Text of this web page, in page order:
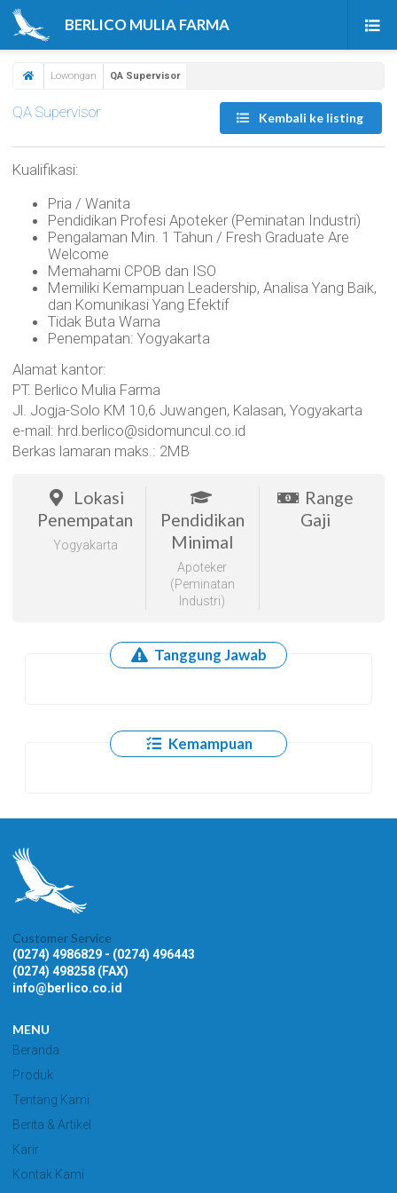
BERLICO MULIA FARMA
Produk
Tentang Kami
Karir
Lowongan QA Supervisor
QA Supervisor Kembali ke listing
Kualifikasi:
Pria / Wanita
Pendidikan Profesi Apoteker (Peminatan Industri)
Pengalaman Min. 1 Tahun / Fresh Graduate Are
Welcome
Memahami CPOB dan ISO
Memiliki Kemampuan Leadership, Analisa Yang Baik,
dan Komunikasi Yang Efektif
Tidak Buta Warna
Penempatan: Yogyakarta
Alamat kantor:
PT. Berlico Mulia Farma
Jl. Jogja-Solo KM 10,6 Juwangen, Kalasan, Yogyakarta
e-mail: hrd.berlico@sidomuncul.co.id
Berkas lamaran maks.: 2MB
Lokasi
Penempatan
Yogyakarta
Pendidikan
Minimal
Apoteker
(Peminatan
Industri)
Range
Gaji
Tanggung Jawab
Kemampuan
Customer Service
(0274) 4986829 - (0274) 496443
(0274) 498258 (FAX)
info@berlico.co.id
MENU
Beranda
Produk
Tentang Kami
Berita & Artikel
Karir
Kontak Kami